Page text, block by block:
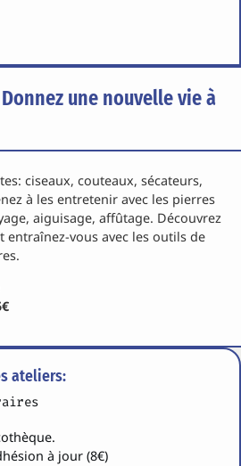
une nouvelle vie à
ciseaux, couteaux, sécateurs,
à les entretenir avec les pierres
aiguisage, affûtage. Découvrez
entraînez-vous avec les outils de
ateliers:
à jour (8€)